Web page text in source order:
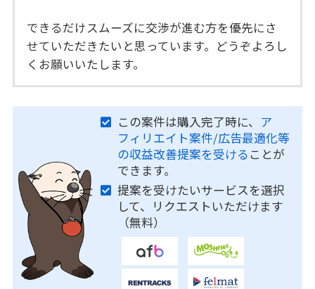
できるだけスムーズに交渉が進む方を優先にさ
せていただきたいと思っています。どうぞよろし
くお願いいたします。
この案件は購入完了時に、 ア
フィリエイト案件/広告最適化等
の収益改善提案を受ける ことが
できます。
提案を受けたいサービスを選択
して、リクエストいただけます
（無料）